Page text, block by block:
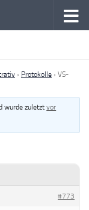
› Protokolle › VS-
wurde zuletztvor
#773